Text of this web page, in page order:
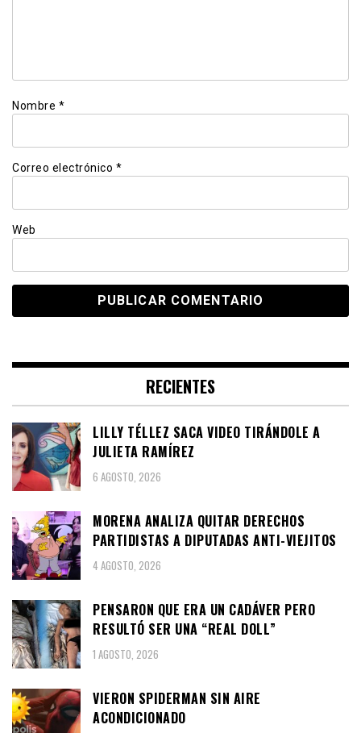
Nombre *
Correo electrónico *
Web
RECIENTES
LILLY TÉLLEZ SACA VIDEO TIRÁNDOLE A
JULIETA RAMÍREZ
6 AGOSTO, 2026
MORENA ANALIZA QUITAR DERECHOS
PARTIDISTAS A DIPUTADAS ANTI-VIEJITOS
4 AGOSTO, 2026
PENSARON QUE ERA UN CADÁVER PERO
RESULTÓ SER UNA “REAL DOLL”
1 AGOSTO, 2026
VIERON SPIDERMAN SIN AIRE
ACONDICIONADO